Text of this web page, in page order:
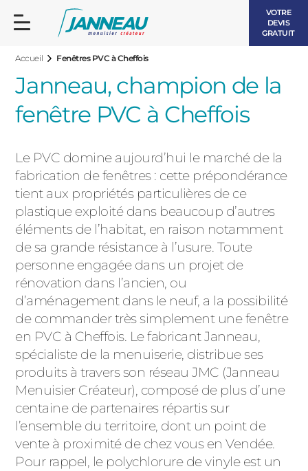
VOTRE
DEVIS
GRATUIT
Accueil Fenêtres PVC à Cheffois
Janneau, champion de la
fenêtre PVC à Cheffois
Le PVC domine aujourd’hui le marché de la
fabrication de fenêtres : cette prépondérance
tient aux propriétés particulières de ce
plastique exploité dans beaucoup d’autres
éléments de l’habitat, en raison notamment
de sa grande résistance à l’usure. Toute
personne engagée dans un projet de
rénovation dans l’ancien, ou
d’aménagement dans le neuf, a la possibilité
de commander très simplement une fenêtre
en PVC à Cheffois. Le fabricant Janneau,
spécialiste de la menuiserie, distribue ses
produits à travers son réseau JMC (Janneau
Menuisier Créateur), composé de plus d’une
centaine de partenaires répartis sur
l’ensemble du territoire, dont un point de
vente à proximité de chez vous en Vendée.
Pour rappel, le polychlorure de vinyle est un
FENÊTRES ET PORTES-FENÊTRES
BOIS
PVC
BAIES VITRÉES
PORTES D’ENTRÉE
LES CONTEMPORAINES
LES INTEMPORELLES
LES LUMINEUSES
VOLETS ROULANTS
PERGOLAS
PORTAILS ET PORTILLONS
CARPORTS
CLÔTURES